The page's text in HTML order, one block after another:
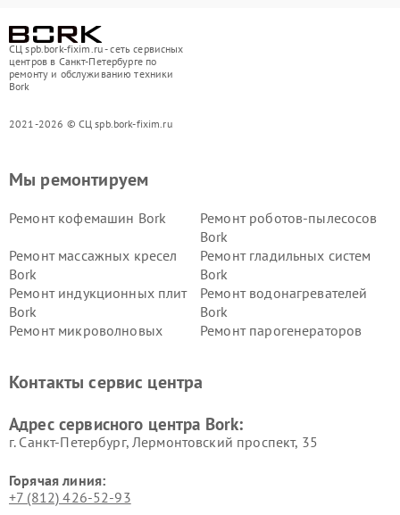
СЦ spb.bork-fixim.ru - сеть сервисных
центров в Санкт-Петербурге по
ремонту и обслуживанию техники
Bork
2021-2026 © СЦ spb.bork-fixim.ru
Мы ремонтируем
Ремонт кофемашин Bork
Ремонт роботов-пылесосов
Bork
Ремонт массажных кресел
Bork
Ремонт гладильных систем
Bork
Ремонт индукционных плит
Bork
Ремонт водонагревателей
Bork
Ремонт микроволновых
Ремонт парогенераторов
воздуха Bork
Bork
Bork
Контакты сервис центра
Адрес сервисного центра Bork:
г. Санкт-Петербург, Лермонтовский проспект, 35
Горячая линия:
+7 (812) 426-52-93